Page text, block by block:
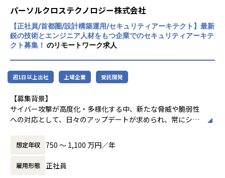
現場の運用を理解しながら、セキュリティと安定稼働の両立
を図ることが求められます。
・セキュリティリスク評価・脆弱性診断：OT環境のリスク
を分析し、脆弱性の特定や対策を提案
・セキュリティ設計・導入：制御システム向けのファイアウ
・インシデント対応：サイバー攻撃や異常検知時の影響分
析、原因調査、復旧支援
・セキュリティポリシー策定・運用支援：企業のOT環境に
【身につくスキル／キャリアパス】
■身につくスキル
・OTセキュリティ標準と規制:
ております。さらには、近年需要が拡大して
いるRPA・IoT・UWB・ドローン・セキュリ
ティ等の最新技術の活用についても精力的に
ご支援をしております。
またエンジニアに対しさまざまなはたらき方
の機会提供を行うべく、フリーランス人材の
マッチング、若手未経験エンジニア層の育成
支援等にも取り組んでおります。
値・高品質な「技術サービス」をご提供する
エンジニアリング企業であるよう精進してま
パーソルクロステクノロジー株式会社
【正社員/首都圏/設計構築運用/セキュリティアーキテクト】最新
鋭の技術とエンジニア人材をもつ企業でのセキュリティアーキテ
クト募集！ のリモートワーク求人
週1日以上出社 上場企業 受託開発
【募集背景】
サイバー攻撃が高度化・多様化する中、新たな脅威や脆弱性
への対応として、日々のアップデートが求められ、常にシス
パーソルクロステクノロジーでは世界でトップレベルのセキ
ュリティ企業やディストリビューターと協業し、国内のユー
ザー企業に対して、最先端なセキュリティ対策の提案、導入
及び利活用のサービスを提供しており、我々が顧客の事業を
想定年収 750 〜 1,100 万円／年
雇用形態 正社員